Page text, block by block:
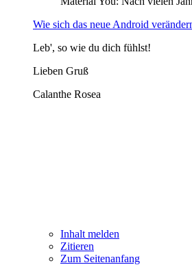
Wie sich das neue Android
Leb', so wie du dich fühlst!
Lieben Gruß
Calanthe Rosea
Inhalt melden
Zitieren
Zum Seitenanfang